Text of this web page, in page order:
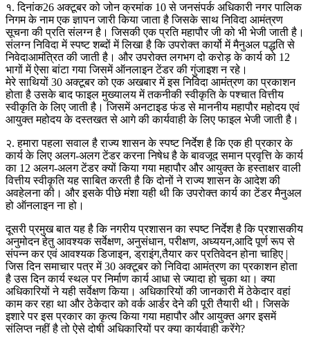
१. दिनांक26 अक्टूबर को जोन क्रमांक 10 से जनसंपर्क अधिकारी नगर पालिक
निगम के नाम एक ज्ञापन जारी किया जाता है जिसके साथ निविदा आमंत्रण
सूचना की प्रति संलग्न है। जिसकी एक प्रति महापौर जी को भी भेजी जाती है।
संलग्न निविदा में स्पष्ट शब्दों में लिखा है कि उपरोक्त कार्यो में मैनुअल पद्धति से
निवेदाआमंत्रित की जाती है। और उपरोक्त लगभग दो करोड़ के कार्य को 12
भागों में ऐसा बांटा गया जिसमें ऑनलाइन टेंडर की गुंजाइश न रहे।
मेरे साथियों 30 अक्टूबर को एक अखबार में इस निविदा आमंत्रण का प्रकाशन
होता है उसके बाद फाइल मुख्यालय में तकनीकी स्वीकृति के पश्चात वित्तीय
स्वीकृति के लिए जाती है। जिसमें अनटाइड फंड से माननीय महापौर महोदय एवं
आयुक्त महोदय के दस्तखत से आगे की कार्यवाही के लिए फाइल भेजी जाती है।
२. हमारा पहला सवाल है राज्य शासन के स्पष्ट निर्देश है कि एक ही प्रकार के
कार्य के लिए अलग-अलग टेंडर करना निषेध है के बावजूद समान प्रवृत्ति के कार्य
का 12 अलग-अलग टेंडर क्यों किया गया महापौर और आयुक्त के हस्ताक्षर वाली
वित्तीय स्वीकृति यह साबित करती है कि दोनों ने राज्य शासन के आदेश की
अवहेलना की। और इसके पीछे मंशा यही थी कि उपरोक्त कार्य का टेंडर मैनुअल
हो ऑनलाइन ना हो।
दूसरी प्रमुख बात यह है कि नगरीय प्रशासन का स्पष्ट निर्देश है कि प्रशासकीय
अनुमोदन हेतु आवश्यक सर्वेक्षण, अनुसंधान, परीक्षण, अध्ययन,आदि पूर्ण रूप से
संपन्न कर एवं आवश्यक डिजाइन, ड्राइंग,तैयार कर प्रतिवेदन होना चाहिए |
जिस दिन समाचार पत्र में 30 अक्टूबर को निविदा आमंत्रण का प्रकाशन होता
है उस दिन कार्य स्थल पर निर्माण कार्य आधा से ज्यादा हो चुका था। क्या
अधिकारियों ने यही सर्वेक्षण किया। अधिकारियों की जानकारी में ठेकेदार वहां
काम कर रहा था और ठेकेदार को वर्क आर्डर देने की पूरी तैयारी थी। जिसके
इशारे पर इस प्रकार का कृत्य किया गया महापौर और आयुक्त अगर इसमें
संलिप्त नहीं है तो ऐसे दोषी अधिकारियों पर क्या कार्यवाही करेंगे?